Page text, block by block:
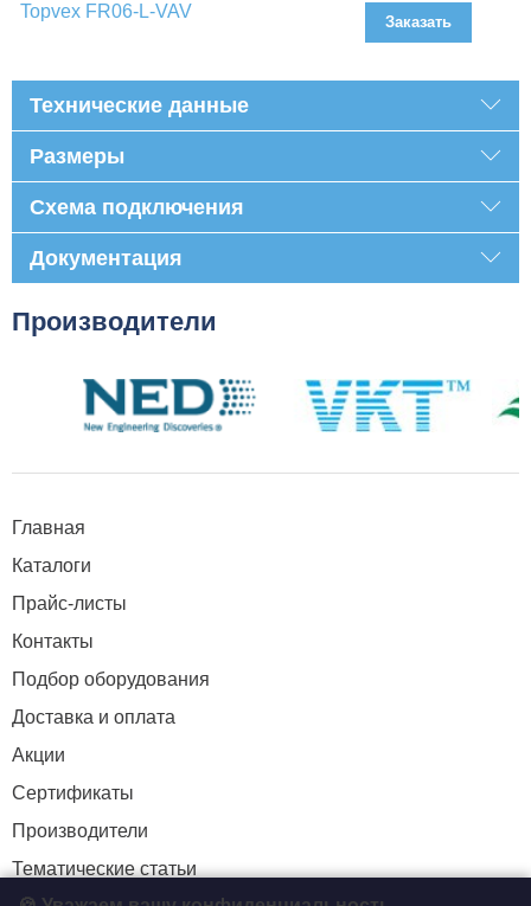
Topvex FR06-L-VAV
Заказать
Технические данные
Размеры
Схема подключения
Документация
Производители
Главная
Каталоги
Прайс-листы
Контакты
Подбор оборудования
Доставка и оплата
Акции
Сертификаты
Производители
Тематические статьи